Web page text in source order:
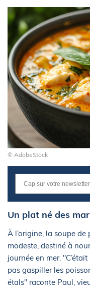
© AdobeStock
Un plat né des
À l’origine, la soupe de
modeste, destiné à
journée en mer.
pas gaspiller les
étals" raconte Paul,